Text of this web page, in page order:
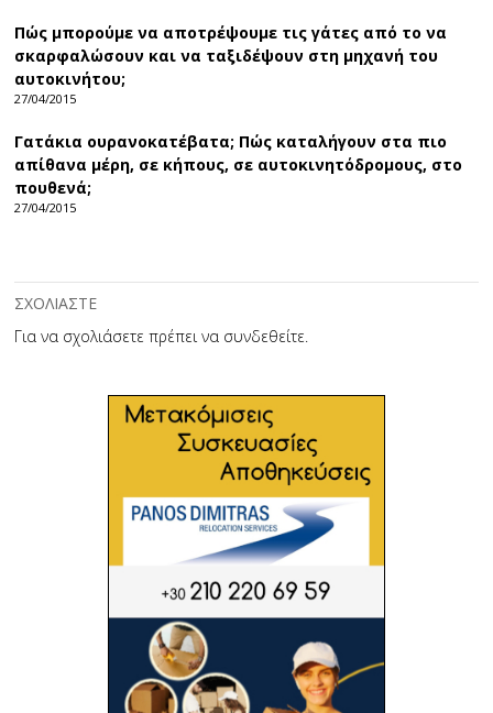
Πώς μπορούμε να αποτρέψουμε τις γάτες από το να
σκαρφαλώσουν και να ταξιδέψουν στη μηχανή του
αυτοκινήτου;
27/04/2015
Γατάκια ουρανοκατέβατα; Πώς καταλήγουν στα πιο
απίθανα μέρη, σε κήπους, σε αυτοκινητόδρομους, στο
πουθενά;
27/04/2015
ΣΧΟΛΙΑΣΤΕ
Για να σχολιάσετε πρέπει να συνδεθείτε.